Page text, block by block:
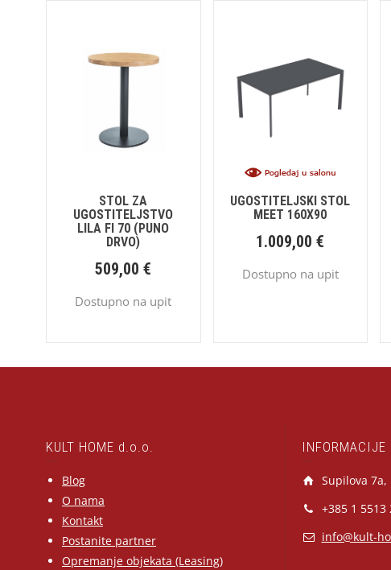
STOL ZA
UGOSTITELJSTVO
LILA FI 70 (PUNO
DRVO)
509,00€
Dostupno na upit
UGOSTITELJSKI STOL
MEET 160X90
1.009,00€
Dostupno na upit
KULT HOME d.o.o.
Blog
O nama
Kontakt
Postanite partner
Opremanje objekata (Leasing)
INFORMACIJE
Supilova 7a,
+385 1 5513
info@kult-